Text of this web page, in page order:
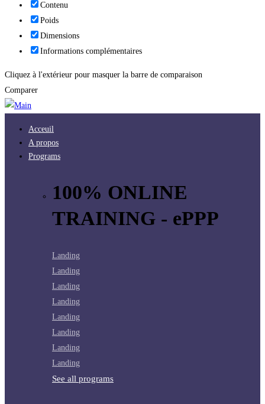
Contenu
Poids
Dimensions
Informations complémentaires
Cliquez à l'extérieur pour masquer la barre de comparaison
Comparer
Acceuil
A propos
Programs
100% ONLINE
TRAINING - ePPP
Landing
Landing
Landing
Landing
Landing
Landing
Landing
Landing
See all programs